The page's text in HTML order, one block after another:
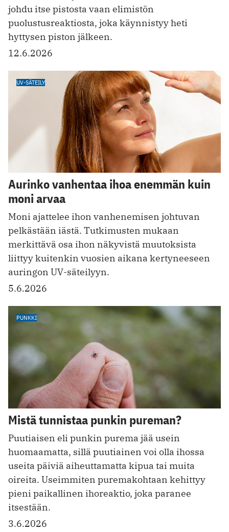
johdu itse pistosta vaan elimistön
puolustusreaktiosta, joka käynnistyy heti
hyttysen piston jälkeen.
12.6.2026
UV-SÄTEILY
Aurinko vanhentaa ihoa enemmän kuin
moni arvaa
Moni ajattelee ihon vanhenemisen johtuvan
pelkästään iästä. Tutkimusten mukaan
merkittävä osa ihon näkyvistä muutoksista
liittyy kuitenkin vuosien aikana kertyneeseen
auringon UV-säteilyyn.
5.6.2026
PUNKKI
Mistä tunnistaa punkin pureman?
Puutiaisen eli punkin purema jää usein
huomaamatta, sillä puutiainen voi olla ihossa
useita päiviä aiheuttamatta kipua tai muita
oireita. Useimmiten puremakohtaan kehittyy
pieni paikallinen ihoreaktio, joka paranee
itsestään.
3.6.2026